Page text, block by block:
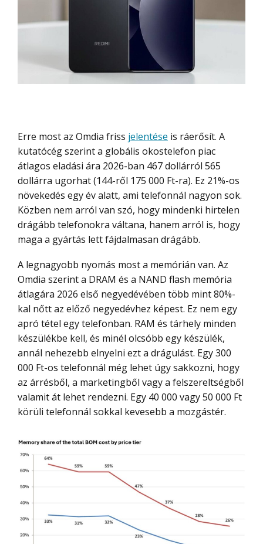
Erre most az Omdia friss jelentése is ráerősít. A
kutatócég szerint a globális okostelefon piac
átlagos eladási ára 2026-ban 467 dollárról 565
dollárra ugorhat (144-ről 175 000 Ft-ra). Ez 21%-os
növekedés egy év alatt, ami telefonnál nagyon sok.
Közben nem arról van szó, hogy mindenki hirtelen
drágább telefonokra váltana, hanem arról is, hogy
maga a gyártás lett fájdalmasan drágább.
A legnagyobb nyomás most a memórián van. Az
Omdia szerint a DRAM és a NAND flash memória
átlagára 2026 első negyedévében több mint 80%-
kal nőtt az előző negyedévhez képest. Ez nem egy
apró tétel egy telefonban. RAM és tárhely minden
készülékbe kell, és minél olcsóbb egy készülék,
annál nehezebb elnyelni ezt a drágulást. Egy 300
000 Ft-os telefonnál még lehet úgy sakkozni, hogy
az árrésből, a marketingből vagy a felszereltségből
valamit át lehet rendezni. Egy 40 000 vagy 50 000 Ft
körüli telefonnál sokkal kevesebb a mozgástér.